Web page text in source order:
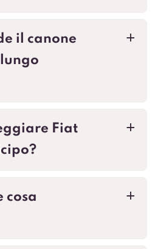
a
il canone
a
Fiat
a
cosa